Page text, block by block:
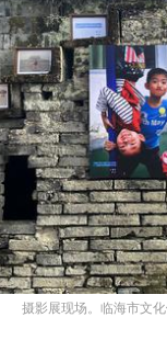
摄影展现场。临海市文